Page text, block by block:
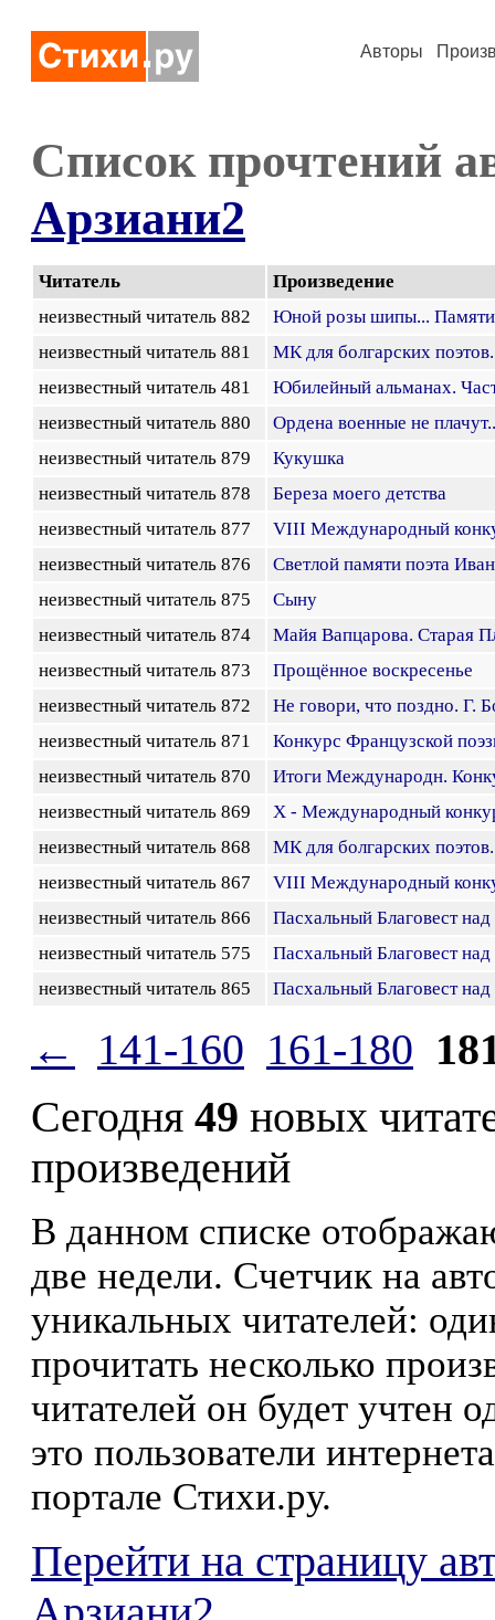
Авторы
Список прочтений
Арзиани2
Читатель
Произведение
неизвестный читатель 882
Юной розы шипы...
неизвестный читатель 881
МК для болгарских
неизвестный читатель 481
Юбилейный альманах.
неизвестный читатель 880
Ордена военные не
неизвестный читатель 879
Кукушка
неизвестный читатель 878
Береза моего детства
неизвестный читатель 877
VIII Международный
неизвестный читатель 876
Светлой памяти поэта
неизвестный читатель 875
Сыну
неизвестный читатель 874
Майя Вапцарова. Старая
неизвестный читатель 873
Прощённое воскресенье
неизвестный читатель 872
Не говори, что поздно. Г.
неизвестный читатель 871
Конкурс Французской
неизвестный читатель 870
Итоги Международн.
неизвестный читатель 869
X - Международный
неизвестный читатель 868
МК для болгарских
неизвестный читатель 867
VIII Международный
неизвестный читатель 866
Пасхальный Благовест
неизвестный читатель 575
Пасхальный Благовест
неизвестный читатель 865
Пасхальный Благовест
← 141-160 161-180
Сегодня 49 новых
произведений
В данном списке
две недели. Счетчик на
уникальных читателей:
прочитать несколько
читателей он будет учтен
это пользователи
портале Стихи.ру.
Перейти на страницу